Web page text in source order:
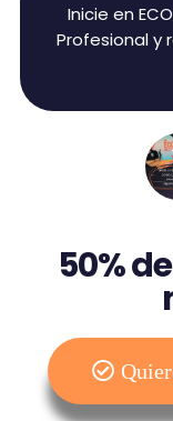
Inicie en
Profesional y
50%